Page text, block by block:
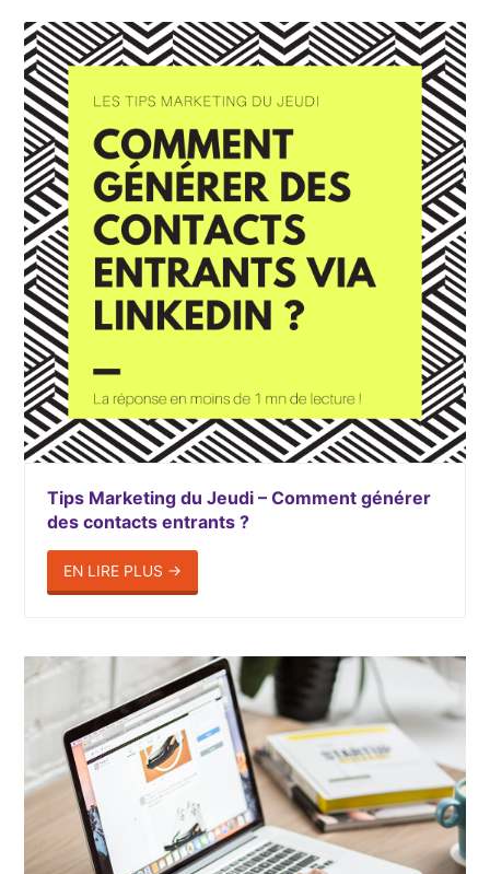
Tips Marketing du Jeudi – Comment générer
des contacts entrants ?
EN LIRE PLUS →